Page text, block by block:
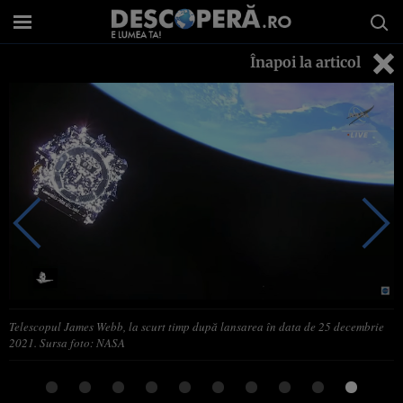
Înapoi la articol
Telescopul James Webb, la scurt timp după lansarea în data de 25 decembrie
2021. Sursa foto: NASA